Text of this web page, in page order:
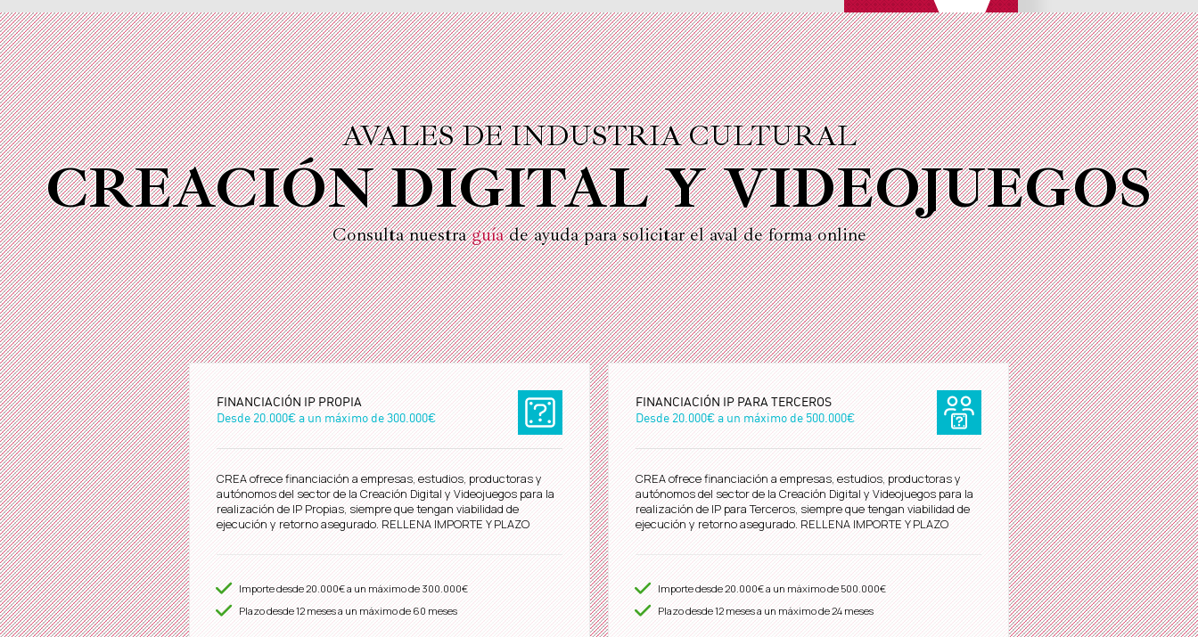
AVALES DE INDUSTRIA CULTURAL
CREACIÓN DIGITAL Y VIDEOJUEGOS
Consulta nuestraguíade ayuda para solicitar el aval de forma online
FINANCIACIÓN IP PROPIA
Desde20.000€a un máximo de300.000€
CREA ofrece financiación a empresas, estudios, productoras y
autónomos del sector de la Creación Digital y Videojuegos para la
realización de IP Propias, siempre que tengan viabilidad de
ejecución y retorno asegurado. RELLENA IMPORTE Y PLAZO
Importe desde20.000€a un máximo de300.000€
Plazo desde12meses a un máximo de 60 meses
FINANCIACIÓN IP PARA TERCEROS
Desde20.000€a un máximo de500.000€
CREA ofrece financiación a empresas, estudios, productoras y
autónomos del sector de la Creación Digital y Videojuegos para la
realización de IP para Terceros, siempre que tengan viabilidad de
ejecución y retorno asegurado. RELLENA IMPORTE Y PLAZO
Importe desde20.000€a un máximo de500.000€
Plazo desde12meses a un máximo de 24 meses